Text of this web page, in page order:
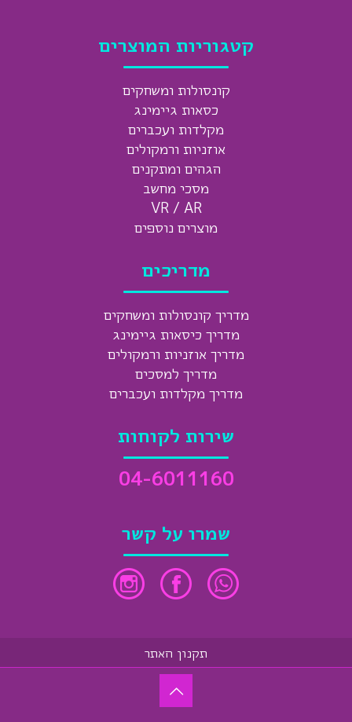
קטגוריות המוצרים
קונסולות ומשחקים
כסאות גיימינג
מקלדות ועכברים
אוזניות ורמקולים
הגהים ומתקנים
מסכי מחשב
VR / AR
מוצרים נוספים
מדריכים
מדריך קונסולות ומשחקים
מדריך כיסאות גיימינג
מדריך אוזניות ורמקולים
מדריך למסכים
מדריך מקלדות ועכברים
שירות לקוחות
04-6011160
שמרו על קשר
תקנון האתר